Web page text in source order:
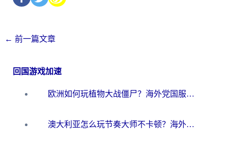
← 前一篇文章
回国游戏加速
欧洲如何玩植物大战僵尸？海外党国服游戏加速避坑指南（附实测对比）
澳大利亚怎么玩节奏大师不卡顿？海外党国服游戏加速终极指南